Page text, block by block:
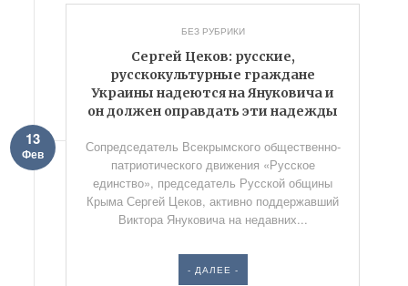
БЕЗ РУБРИКИ
Сергей Цеков: русские,
русскокультурные граждане
Украины надеются на Януковича и
он должен оправдать эти надежды
13
Фев
Сопредседатель Всекрымского общественно-
патриотического движения «Русское
единство», председатель Русской общины
Крыма Сергей Цеков, активно поддержавший
Виктора Януковича на недавних...
- ДАЛЕЕ -